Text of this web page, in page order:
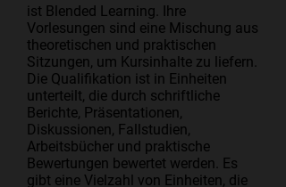
ist Blended Learning. Ihre
Vorlesungen sind eine Mischung aus
theoretischen und praktischen
Sitzungen, um Kursinhalte zu liefern.
Die Qualifikation ist in Einheiten
unterteilt, die durch schriftliche
Berichte, Präsentationen,
Diskussionen, Fallstudien,
Arbeitsbücher und praktische
Bewertungen bewertet werden. Es
gibt eine Vielzahl von Einheiten, die